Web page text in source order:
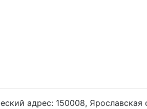
адрес: 150008, Ярославская